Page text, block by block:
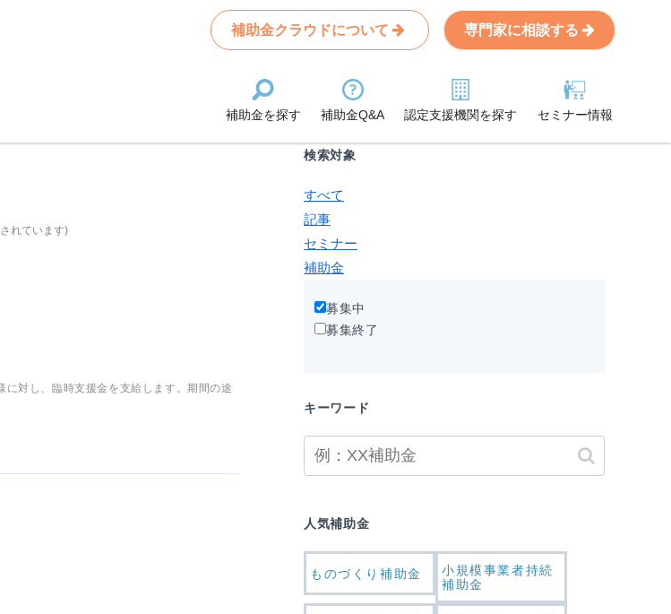
補助金クラウドについて 専門家に相談する
補助金を探す 補助金Q&A 認定支援機関を探す セミナー情報
れています)
対し、臨時支援金を支給します。期間の途
Search
条件から記事を探す
検索対象
すべて
記事
セミナー
補助金
募集中
募集終了
キーワード
人気補助金
ものづくり補助金
小規模事業者持続
補助金